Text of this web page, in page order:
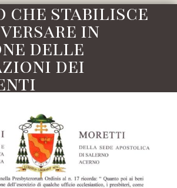
che stabilisce
in
delle
dei